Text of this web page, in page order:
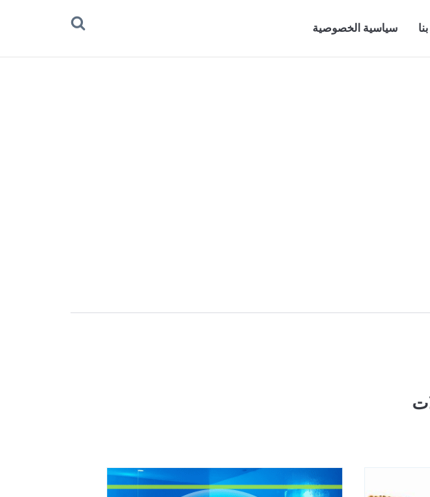
سياسية الخصوصية